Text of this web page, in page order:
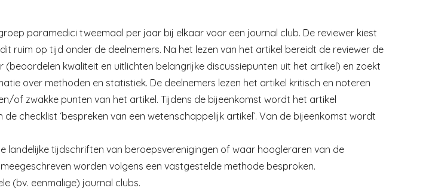
paramedici tweemaal per jaar bij elkaar voor een journal club. De reviewer kiest
ruim op tijd onder de deelnemers. Na het lezen van het artikel bereidt de reviewer de
(beoordelen kwaliteit en uitlichten belangrijke discussiepunten uit het artikel) en zoekt
over methoden en statistiek. De deelnemers lezen het artikel kritisch en noteren
of zwakke punten van het artikel. Tijdens de bijeenkomst wordt het artikel
checklist ‘bespreken van een wetenschappelijk artikel’. Van de bijeenkomst wordt
landelijke tijdschriften van beroepsverenigingen of waar hoogleraren van de
worden volgens een vastgestelde methode besproken.
(bv. eenmalige) journal clubs.